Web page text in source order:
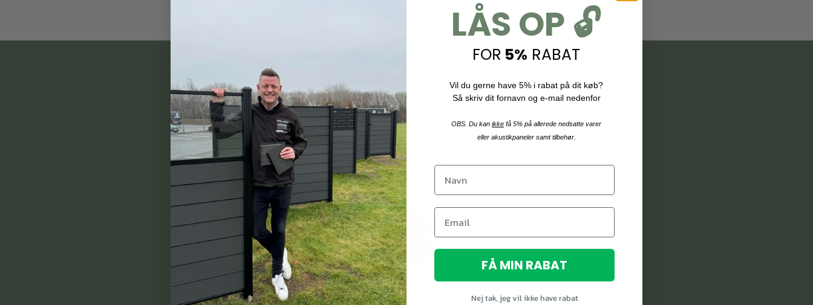
Oplev forskellen
Uden akustikpaneler Med akustikpaneler
LÅS OP 🔓
FOR 5% RABAT
Vil du gerne have 5% i rabat på dit køb?
Så skriv dit fornavn og e-mail nedenfor
OBS. Du kan ikke få 5% på allerede nedsatte varer
eller akustikpaneler samt tilbehør.
FÅ MIN RABAT
Nej tak, jeg vil ikke have rabat